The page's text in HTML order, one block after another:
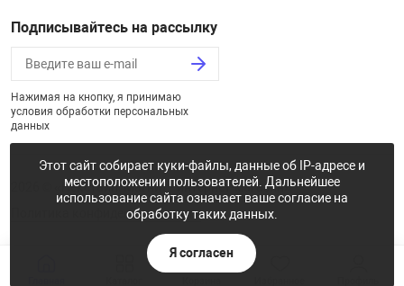
Подписывайтесь на рассылку
Нажимая на кнопку, я принимаю
условия обработки персональных
данных
2026 © «Некстайп: Магнит - интернет-магазин»
Политика конфиденциальности
Этот сайт собирает куки-файлы, данные об IP-адресе и
местоположении пользователей. Дальнейшее
использование сайта означает ваше согласие на
обработку таких данных.
Я согласен